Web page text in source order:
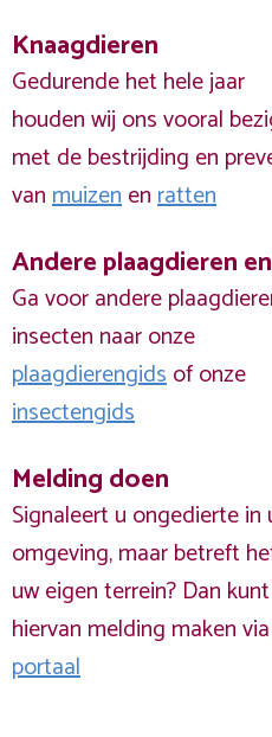
Knaagdieren
Gedurende het hele jaar
houden wij ons vooral
met de bestrijding en
vanmuizenenratten
Andere plaagdieren
Ga voor andere
insecten naar onze
plaagdierengidsof onze
insectengids
Melding doen
Signaleert u ongedierte in
omgeving, maar betreft
uw eigen terrein? Dan
hiervan melding maken via
portaal